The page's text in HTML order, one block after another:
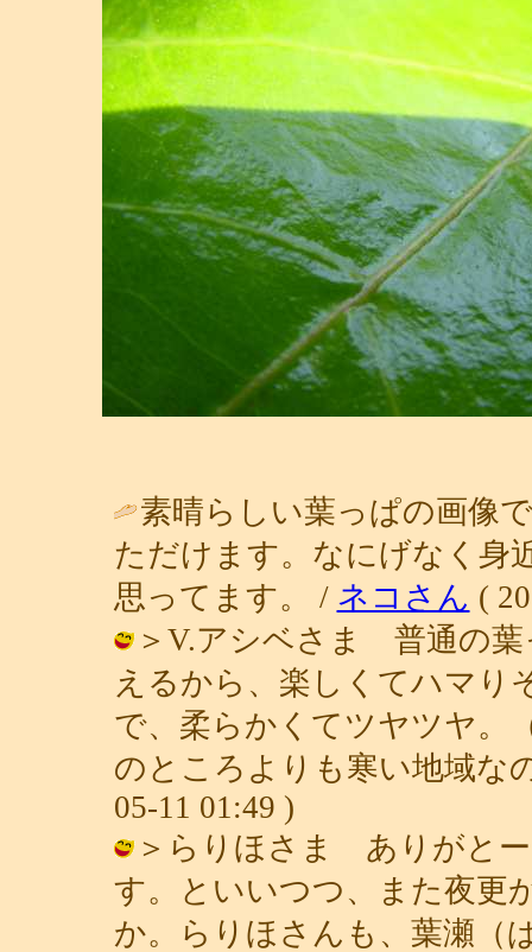
素晴らしい葉っぱの画像
ただけます。なにげなく身
思ってます。 / ネコさん (
＞V.アシベさま 普通の葉
えるから、楽しくてハマり
で、柔らかくてツヤツヤ。
のところよりも寒い地域な
05-11 01:49 )
＞らりほさま ありがとー
す。といいつつ、また夜更
か。らりほさんも、葉瀬（